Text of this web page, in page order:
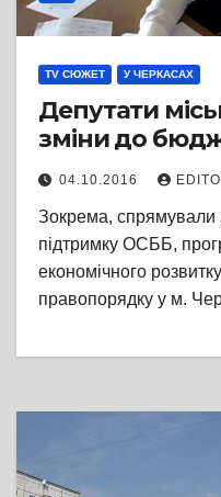
TV СЮЖЕТ У ЧЕРКАСАХ
Депутати
зміни до
04.10.2016
Зокрема, спрямували
підтримку ОСББ,
економічного
правопорядку у м.